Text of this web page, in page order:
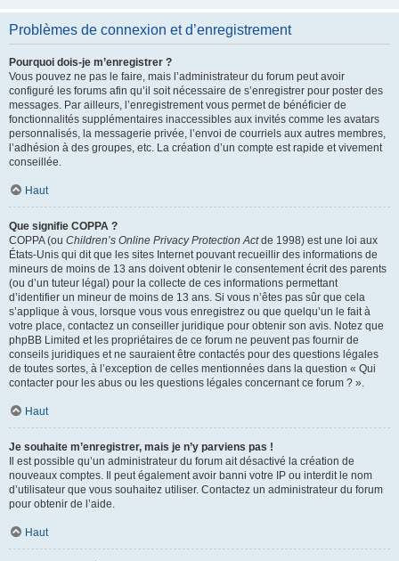
Problèmes de connexion et d’enregistrement
Pourquoi dois-je m’enregistrer ?
Vous pouvez ne pas le faire, mais l’administrateur du forum peut avoir
configuré les forums afin qu’il soit nécessaire de s’enregistrer pour poster des
messages. Par ailleurs, l’enregistrement vous permet de bénéficier de
fonctionnalités supplémentaires inaccessibles aux invités comme les avatars
personnalisés, la messagerie privée, l’envoi de courriels aux autres membres,
l’adhésion à des groupes, etc. La création d’un compte est rapide et vivement
conseillée.
Haut
Que signifie COPPA ?
COPPA (ou Children’s Online Privacy Protection Actde 1998) est une loi aux
États-Unis qui dit que les sites Internet pouvant recueillir des informations de
mineurs de moins de 13 ans doivent obtenir le consentement écrit des parents
(ou d’un tuteur légal) pour la collecte de ces informations permettant
d’identifier un mineur de moins de 13 ans. Si vous n’êtes pas sûr que cela
s’applique à vous, lorsque vous vous enregistrez ou que quelqu’un le fait à
votre place, contactez un conseiller juridique pour obtenir son avis. Notez que
phpBB Limited et les propriétaires de ce forum ne peuvent pas fournir de
conseils juridiques et ne sauraient être contactés pour des questions légales
de toutes sortes, à l’exception de celles mentionnées dans la question « Qui
contacter pour les abus ou les questions légales concernant ce forum ? ».
Haut
Je souhaite m’enregistrer, mais je n’y parviens pas !
Il est possible qu’un administrateur du forum ait désactivé la création de
nouveaux comptes. Il peut également avoir banni votre IP ou interdit le nom
d’utilisateur que vous souhaitez utiliser. Contactez un administrateur du forum
pour obtenir de l’aide.
Haut